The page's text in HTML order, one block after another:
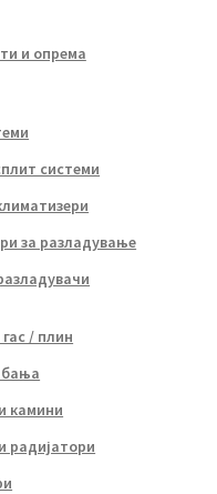
и опрема
системи
за разладување
/ плин
бања
камини
радијатори